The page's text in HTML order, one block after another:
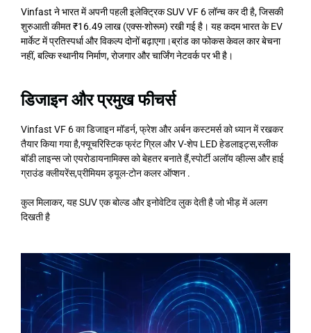
Vinfast ने भारत में अपनी पहली इलेक्ट्रिक SUV VF 6 लॉन्च कर दी है, जिसकी
शुरुआती कीमत ₹16.49 लाख (एक्स-शोरूम) रखी गई है। यह कदम भारत के EV
मार्केट में प्रतिस्पर्धा और विकल्प दोनों बढ़ाएगा।ब्रांड का फोकस केवल कार बेचना
नहीं, बल्कि स्थानीय निर्माण, रोजगार और चार्जिंग नेटवर्क पर भी है।
डिजाइन और प्रमुख फीचर्स
Vinfast VF 6 का डिजाइन मॉडर्न, फ्रेश और अर्बन कस्टमर्स को ध्यान में रखकर
तैयार किया गया है,फ्यूचरिस्टिक फ्रंट ग्रिल और V-शेप LED हेडलाइट्स,स्लीक
बॉडी लाइन्स जो एयरोडायनामिक्स को बेहतर बनाते हैं,स्पोर्टी अलॉय व्हील्स और हाई
ग्राउंड क्लीयरेंस,प्रीमियम ड्यूल-टोन कलर ऑप्शन .
कुल मिलाकर, यह SUV एक बोल्ड और इनोवेटिव लुक देती है जो भीड़ में अलग
दिखती है